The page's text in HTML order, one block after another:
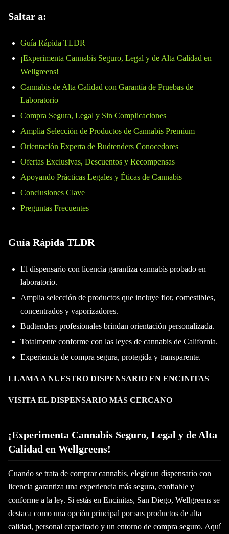
Saltar a:
Guía Rápida TLDR
¡Experimenta Cannabis Seguro, Legal y de Alta Calidad en
Wellgreens!
Cannabis de Alta Calidad con Garantía de Pruebas de
Laboratorio
Compra Segura, Legal y Sin Complicaciones
Amplia Selección de Productos de Cannabis Premium
Orientación Experta de Budtenders Conocedores
Ofertas Exclusivas, Descuentos y Recompensas
Apoyando Prácticas Legales y Éticas de Cannabis
Conclusiones Clave
Preguntas Frecuentes
Guía Rápida TLDR
El dispensario con licencia garantiza cannabis probado en
laboratorio.
Amplia selección de productos que incluye flor, comestibles,
concentrados y vaporizadores.
Budtenders profesionales brindan orientación personalizada.
Totalmente conforme con las leyes de cannabis de California.
Experiencia de compra segura, protegida y transparente.
LLAMA A NUESTRO DISPENSARIO EN ENCINITAS
VISITA EL DISPENSARIO MÁS CERCANO
¡Experimenta Cannabis Seguro, Legal y de Alta
Calidad en Wellgreens!
Cuando se trata de comprar cannabis, elegir un dispensario con
licencia garantiza una experiencia más segura, confiable y
conforme a la ley. Si estás en Encinitas, San Diego, Wellgreens se
destaca como una opción principal por sus productos de alta
calidad, personal capacitado y un entorno de compra seguro. Aquí